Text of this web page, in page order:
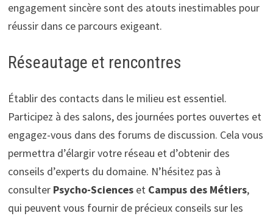
engagement sincère sont des atouts inestimables pour
réussir dans ce parcours exigeant.
Réseautage et rencontres
Établir des contacts dans le milieu est essentiel.
Participez à des salons, des journées portes ouvertes et
engagez-vous dans des forums de discussion. Cela vous
permettra d’élargir votre réseau et d’obtenir des
conseils d’experts du domaine. N’hésitez pas à
consulter Psycho-Scienceset Campus des Métiers,
qui peuvent vous fournir de précieux conseils sur les